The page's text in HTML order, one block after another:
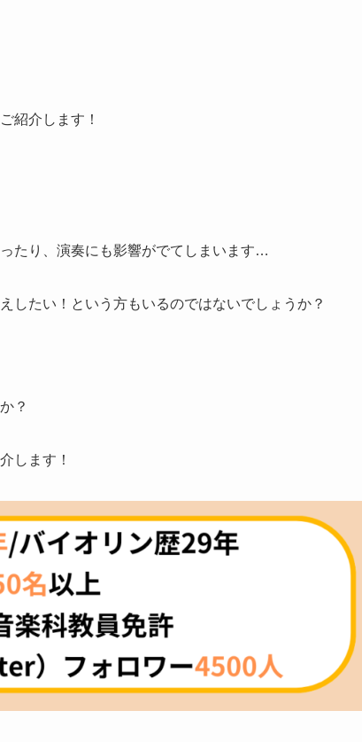
紹介します！
たり、演奏にも影響がでてしまいます…
したい！という方もいるのではないでしょうか？
？
します！